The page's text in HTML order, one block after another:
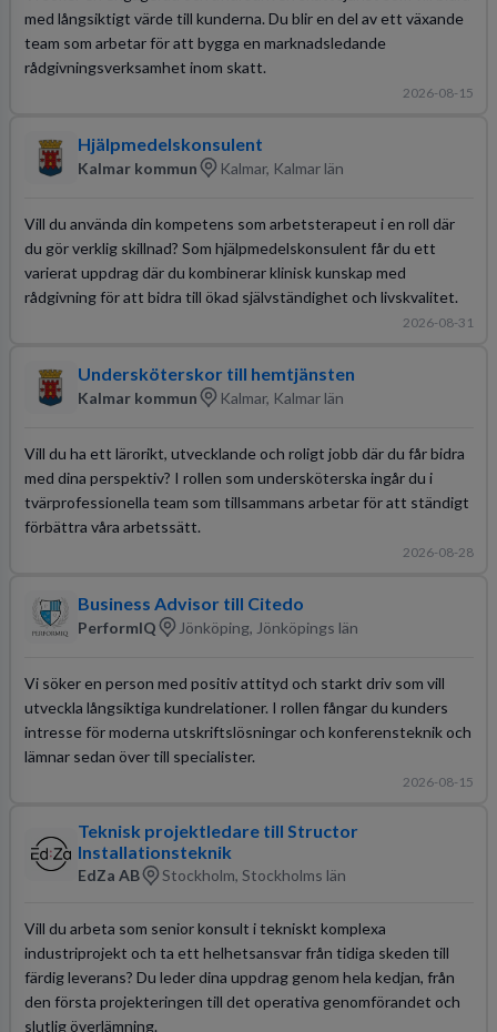
med långsiktigt värde till kunderna. Du blir en del av ett växande
team som arbetar för att bygga en marknadsledande
rådgivningsverksamhet inom skatt.
2026-08-15
Hjälpmedelskonsulent
Kalmar kommun Kalmar, Kalmar län
Vill du använda din kompetens som arbetsterapeut i en roll där
du gör verklig skillnad? Som hjälpmedelskonsulent får du ett
varierat uppdrag där du kombinerar klinisk kunskap med
rådgivning för att bidra till ökad självständighet och livskvalitet.
2026-08-31
Undersköterskor till hemtjänsten
Kalmar kommun Kalmar, Kalmar län
Vill du ha ett lärorikt, utvecklande och roligt jobb där du får bidra
med dina perspektiv? I rollen som undersköterska ingår du i
tvärprofessionella team som tillsammans arbetar för att ständigt
förbättra våra arbetssätt.
2026-08-28
Business Advisor till Citedo
PerformIQ Jönköping, Jönköpings län
Vi söker en person med positiv attityd och starkt driv som vill
utveckla långsiktiga kundrelationer. I rollen fångar du kunders
intresse för moderna utskriftslösningar och konferensteknik och
lämnar sedan över till specialister.
2026-08-15
Teknisk projektledare till Structor
Installationsteknik
EdZa AB Stockholm, Stockholms län
Vill du arbeta som senior konsult i tekniskt komplexa
industriprojekt och ta ett helhetsansvar från tidiga skeden till
färdig leverans? Du leder dina uppdrag genom hela kedjan, från
den första projekteringen till det operativa genomförandet och
slutlig överlämning.